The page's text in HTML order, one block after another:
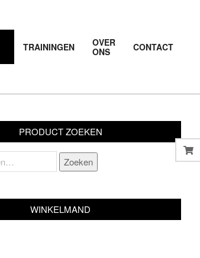
TRAININGEN
OVER
ONS
CONTACT
PRODUCT ZOEKEN
Zoeken
WINKELMAND